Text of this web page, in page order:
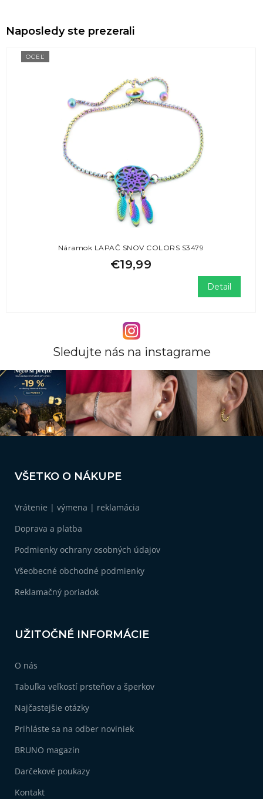
Naposledy ste prezerali
OCEĽ
Náramok LAPAČ SNOV COLORS S3479
€19,99
Detail
Sledujte nás na instagrame
VŠETKO O NÁKUPE
Vrátenie | výmena | reklamácia
Doprava a platba
Podmienky ochrany osobných údajov
Všeobecné obchodné podmienky
Reklamačný poriadok
UŽITOČNÉ INFORMÁCIE
O nás
Tabuľka veľkostí prsteňov a šperkov
Najčastejšie otázky
Prihláste sa na odber noviniek
BRUNO magazín
Darčekové poukazy
Kontakt